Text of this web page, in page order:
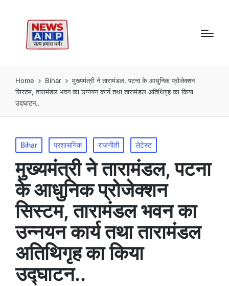
Home Bihar
मुख्यमंत्री ने तारामंडल, पटना के आधुनिक प्रोजेक्शन
सिस्टम, तारामंडल भवन का उन्नयन कार्य तथा तारामंडल अतिथिगृह का किया
उद्घाटन..
Posted
in
Bihar प्रशासनिक राजनीती लेटेस्ट
मुख्यमंत्री ने तारामंडल, पटना
के आधुनिक प्रोजेक्शन
सिस्टम, तारामंडल भवन का
उन्नयन कार्य तथा तारामंडल
अतिथिगृह का किया
उद्घाटन..